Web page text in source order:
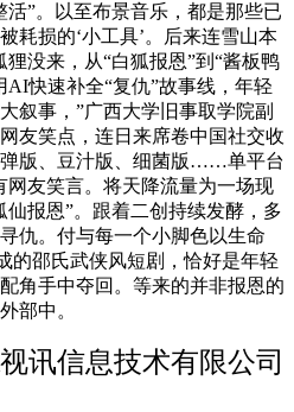
”。以至布景音乐，都是那些已
耗损的‘小工具’。后来连雪山本
没来，从“白狐报恩”到“酱板鸭
快速补全“复仇”故事线，年轻
叙事，”广西大学旧事取学院副
友笑点，连日来席卷中国社交收
版、豆汁版、细菌版……单平台
网友笑言。将天降流量为一场现
报恩”。跟着二创持续发酵，多
仇。付与每一个小脚色以生命
的邵氏武侠风短剧，恰好是年轻
角手中夺回。等来的并非报恩的
部中。
讯信息技术有限公司